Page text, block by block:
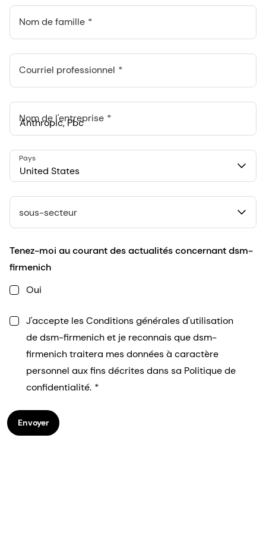
Nom de famille
Courriel professionnel
Nom de l'entreprise
548 Market St Pmb 90375, San Francisco, California, US
United States
Pays
sous-secteur
Tenez-moi au courant des actualités concernant dsm-
firmenich
Oui
J'accepte les Conditions générales d'utilisation
de dsm-firmenich et je reconnais que dsm-
firmenich traitera mes données à caractère
personnel aux fins décrites dans sa Politique de
confidentialité.
Envoyer